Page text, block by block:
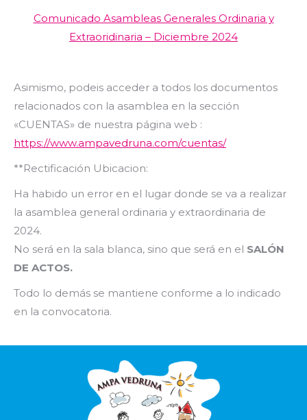
Comunicado Asambleas Generales Ordinaria y
Extraoridinaria – Diciembre 2024
Asimismo, podeis acceder a todos los documentos
relacionados con la asamblea en la sección
«CUENTAS» de nuestra página web :
https://www.ampavedruna.com/cuentas/
**Rectificación Ubicacion:
Ha habido un error en el lugar donde se va a realizar
la asamblea general ordinaria y extraordinaria de
2024.
No será en la sala blanca, sino que será en el SALÓN
DE ACTOS.
Todo lo demás se mantiene conforme a lo indicado
en la convocatoria.